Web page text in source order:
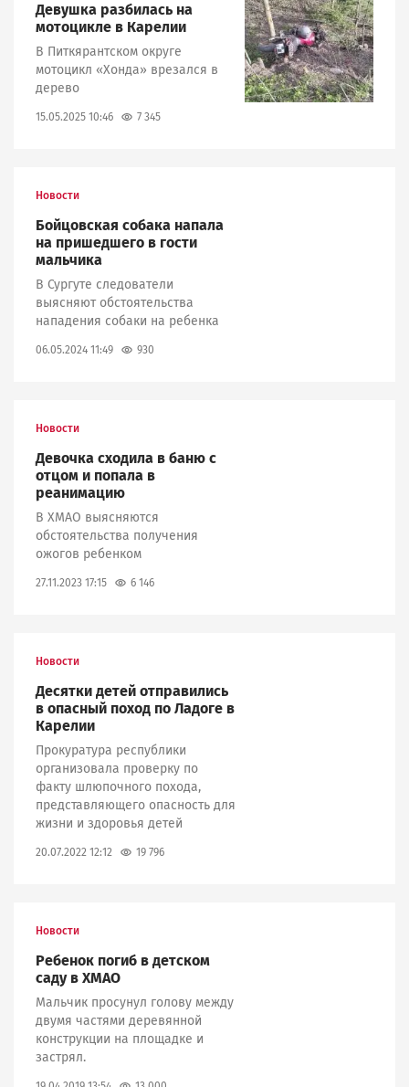
Девушка разбилась на
мотоцикле в Карелии
В Питкярантском округе
мотоцикл «Хонда» врезался в
дерево
15.05.2025 10:46 7 345
Новости
Бойцовская собака напала
на пришедшего в гости
мальчика
В Сургуте следователи
выясняют обстоятельства
нападения собаки на ребенка
06.05.2024 11:49 930
Новости
Девочка сходила в баню с
отцом и попала в
реанимацию
В ХМАО выясняются
обстоятельства получения
ожогов ребенком
27.11.2023 17:15 6 146
Новости
Десятки детей отправились
в опасный поход по Ладоге в
Карелии
Прокуратура республики
организовала проверку по
факту шлюпочного похода,
представляющего опасность для
жизни и здоровья детей
20.07.2022 12:12 19 796
Новости
Ребенок погиб в детском
саду в ХМАО
Мальчик просунул голову между
двумя частями деревянной
конструкции на площадке и
застрял.